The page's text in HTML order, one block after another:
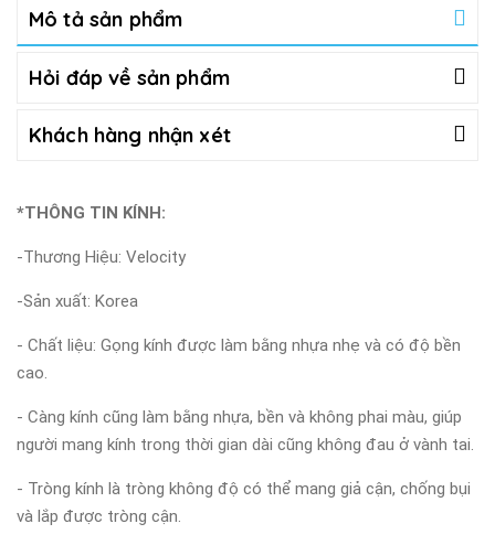
Mô tả sản phẩm
Hỏi đáp về sản phẩm
Khách hàng nhận xét
*THÔNG TIN KÍNH:
-Thương Hiệu: Velocity
-Sản xuất: Korea
- Chất liệu: Gọng kính được làm bằng nhựa nhẹ và có độ bền
cao.
- Càng kính cũng làm bằng nhựa, bền và không phai màu, giúp
người mang kính trong thời gian dài cũng không đau ở vành tai.
- Tròng kính là tròng không độ có thể mang giả cận, chống bụi
và lắp được tròng cận.